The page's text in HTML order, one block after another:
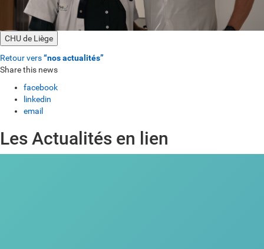
CHU de Liège
Retour vers“nos actualités”
Share this news
facebook
linkedin
email
Les Actualités en lien